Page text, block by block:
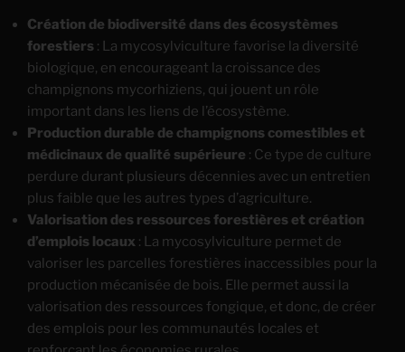
Création de biodiversité dans des écosystèmes
forestiers : La mycosylviculture favorise la diversité
biologique, en encourageant la croissance des
champignons mycorhiziens, qui jouent un rôle
important dans les liens de l’écosystème.
Production durable de champignons comestibles et
médicinaux de qualité supérieure : Ce type de culture
perdure durant plusieurs décennies avec un entretien
plus faible que les autres types d’agriculture.
Valorisation des ressources forestières et création
d’emplois locaux : La mycosylviculture permet de
valoriser les parcelles forestières inaccessibles pour la
production mécanisée de bois. Elle permet aussi la
valorisation des ressources fongique, et donc, de créer
des emplois pour les communautés locales et